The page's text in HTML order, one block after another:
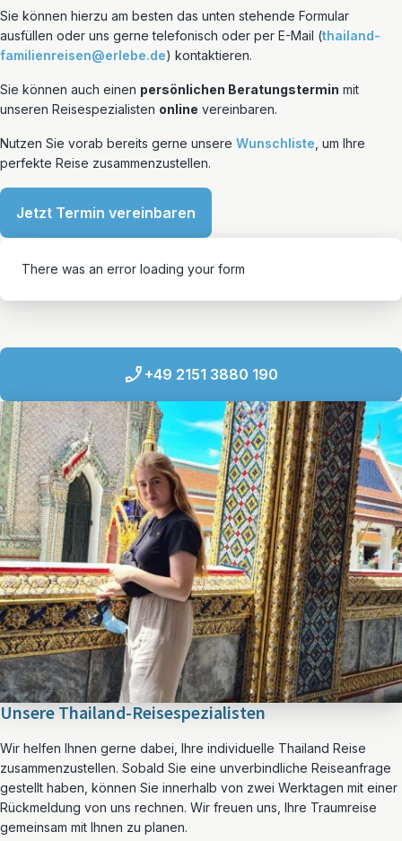
Sie können hierzu am besten das unten stehende Formular
ausfüllen oder uns gerne telefonisch oder per E-Mail (thailand-
familienreisen@erlebe.de) kontaktieren.
Sie können auch einen persönlichen Beratungstermin mit
unseren Reisespezialisten online vereinbaren.
Nutzen Sie vorab bereits gerne unsere Wunschliste , um Ihre
perfekte Reise zusammenzustellen.
Jetzt Termin vereinbaren
There was an error loading your form
+49 2151 3880 190
Unsere Thailand-Reisespezialisten
Wir helfen Ihnen gerne dabei, Ihre individuelle Thailand Reise
zusammenzustellen. Sobald Sie eine unverbindliche Reiseanfrage
gestellt haben, können Sie innerhalb von zwei Werktagen mit einer
Rückmeldung von uns rechnen. Wir freuen uns, Ihre Traumreise
gemeinsam mit Ihnen zu planen.